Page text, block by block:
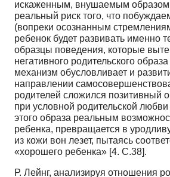
искаженным, внушаемым
реальный риск того, что
(вопреки осознанным
ребенок будет развивать именно
образцы поведения, которые
негативного родительского
механизм обусловливает и
направлении
родителей сложился позитивный
при условной родительской любви
этого образа реальным
ребенка, превращается в
из кожи вон лезет, пытаясь
«хорошего ребенка» [4. С.38].
Р. Лейнг, анализируя отношения